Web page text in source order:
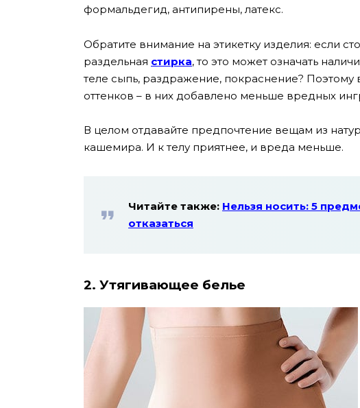
формальдегид, антипирены, латекс.
Обратите внимание на этикетку изделия: если
раздельная стирка, то это может означать
теле сыпь, раздражение, покраснение?
оттенков – в них добавлено меньше вредных
В целом отдавайте предпочтение вещам из
кашемира. И к телу приятнее, и вреда меньше.
Читайте также: Нельзя носить: 5
отказаться
2. Утягивающее белье